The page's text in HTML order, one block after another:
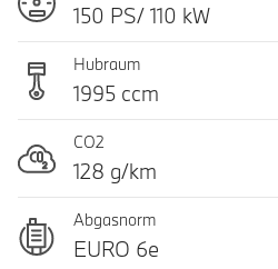
150 PS/ 110 kW
Hubraum
1995 ccm
CO2
128 g/km
Abgasnorm
EURO 6e